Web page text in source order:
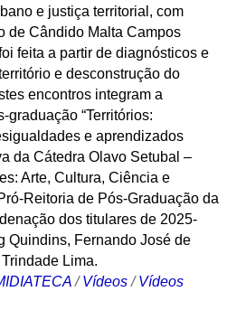
e justiça territorial, com
de Cândido Malta Campos
feita a partir de diagnósticos e
e desconstrução do
encontros integram a
graduação “Territórios:
e aprendizados
da Cátedra Olavo Setubal –
Arte, Cultura, Ciência e
Reitoria de Pós-Graduação da
dos titulares de 2025-
Quindins, Fernando José de
Lima.
/ Vídeos / Vídeos